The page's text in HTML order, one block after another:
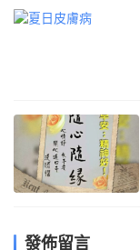
發佈留言